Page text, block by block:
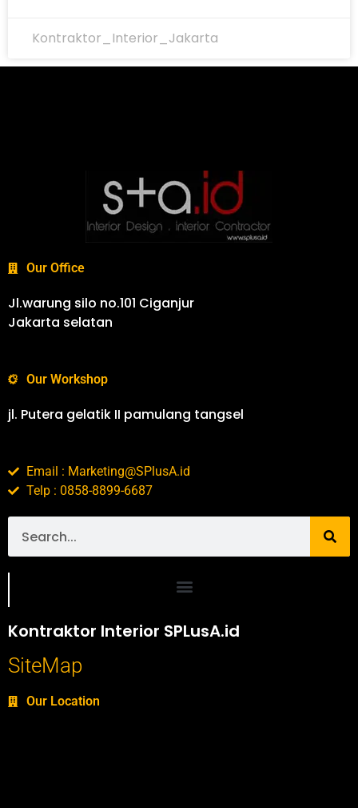
Kontraktor_Interior_Jakarta
Our Office
Jl.warung silo no.101 Ciganjur
Jakarta selatan
Our Workshop
jl. Putera gelatik II pamulang tangsel
Email : Marketing@SPlusA.id
Telp : 0858-8899-6687
Kontraktor Interior SPLusA.id
SiteMap
Our Location